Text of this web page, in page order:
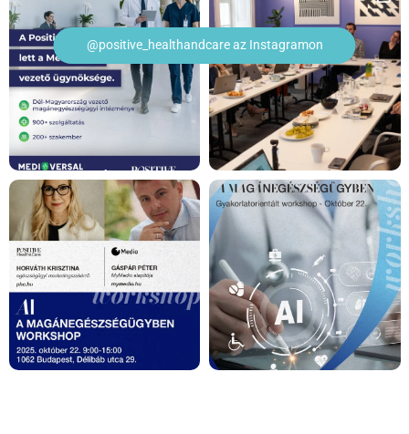
@positive_healthandcare az Instagramon